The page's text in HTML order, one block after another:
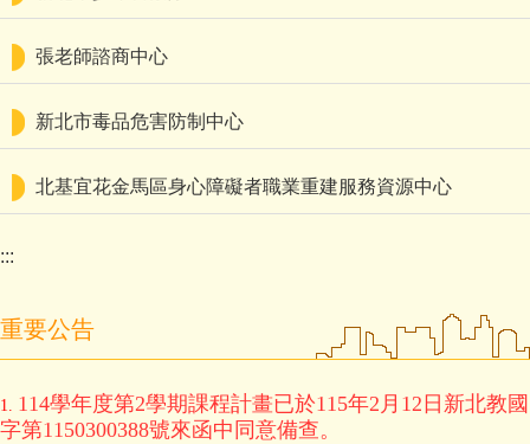
張老師諮商中心
新北市毒品危害防制中心
北基宜花金馬區身心障礙者職業重建服務資源中心
:::
重要公告
1. 114學年度第2學期課程計畫已於115年2月12日新北教國
字第1150300388號來函中同意備查。